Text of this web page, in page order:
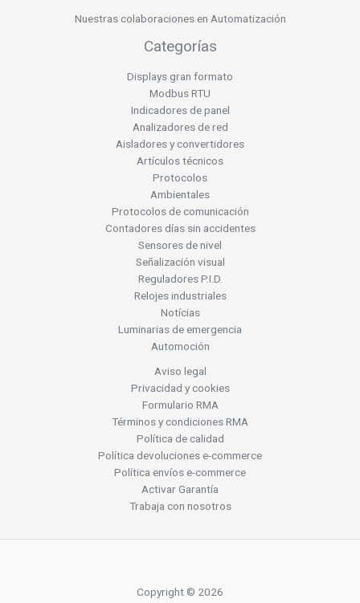
Nuestras colaboraciones en Automatización
Categorías
Displays gran formato
Modbus RTU
Indicadores de panel
Analizadores de red
Aisladores y convertidores
Artículos técnicos
Protocolos
Ambientales
Protocolos de comunicación
Contadores días sin accidentes
Sensores de nivel
Señalización visual
Reguladores P.I.D.
Relojes industriales
Notícias
Luminarias de emergencia
Automoción
Aviso legal
Privacidad y cookies
Formulario RMA
Términos y condiciones RMA
Política de calidad
Política devoluciones e-commerce
Política envíos e-commerce
Activar Garantía
Trabaja con nosotros
Copyright © 2026